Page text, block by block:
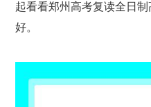
起看看郑州高考复读全日
好。